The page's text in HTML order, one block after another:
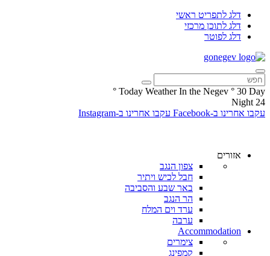
דלג לתפריט ראשי
דלג לתוכן מרכזי
דלג לפוטר
Today Weather In the Negev ° 30 Day
°
24
Night
עקבו אחרינו ב-Facebook
עקבו אחרינו ב-Instagram
אזורים
צפון הנגב
חבל לכיש ויתיר
באר שבע והסביבה
הר הנגב
ערד וים המלח
ערבה
Accommodation
צימרים
קמפינג